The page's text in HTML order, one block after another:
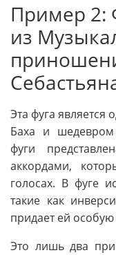
Пример 2:
из
Эта фуга является
Баха и
фуги
аккордами,
голосах. В фуге
такие как
придает ей
Это лишь два